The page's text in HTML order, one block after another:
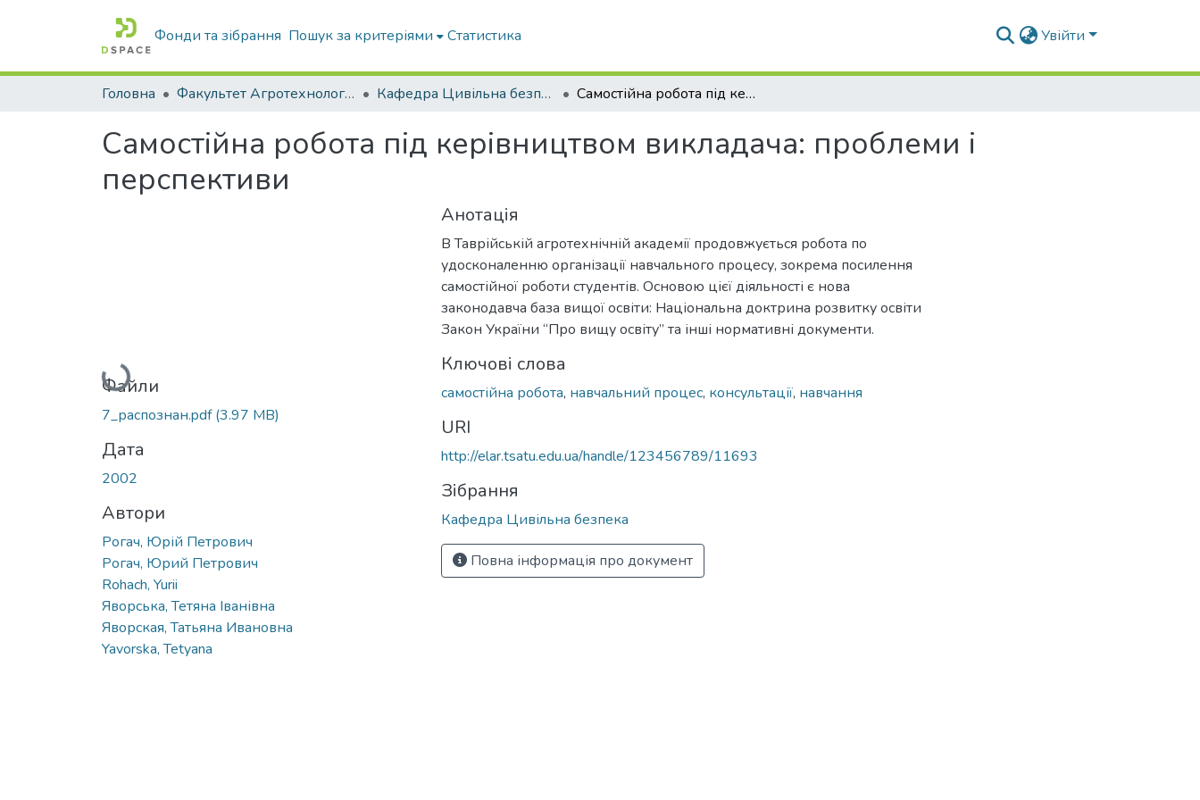
Фонди та зібрання Пошук за критеріями Статистика Увійти
Головна Факультет Агротехнологій та екології Кафедра Цивільна безпека Самостійна робота під керівництвом викладача: проблеми і перспективи
Самостійна робота під керівництвом викладача: проблеми і
перспективи
Вантажиться...
Файли
7_распознан.pdf(3.97 MB)
Дата
2002
Автори
Рогач, Юрій Петрович
Рогач, Юрий Петрович
Rohach, Yurii
Яворська, Тетяна Іванівна
Яворская, Татьяна Ивановна
Yavorska, Tetyana
Анотація
В Таврійській агротехнічній академії продовжується робота по
удосконаленню організації навчального процесу, зокрема посилення
самостійної роботи студентів. Основою цієї діяльності є нова
законодавча база вищої освіти: Національна доктрина розвитку освіти
Закон України “Про вищу освіту” та інші нормативні документи.
Ключові слова
самостійна робота, навчальний процес, консультації, навчання
URI
http://elar.tsatu.edu.ua/handle/123456789/11693
Зібрання
Кафедра Цивільна безпека
Повна інформація про документ